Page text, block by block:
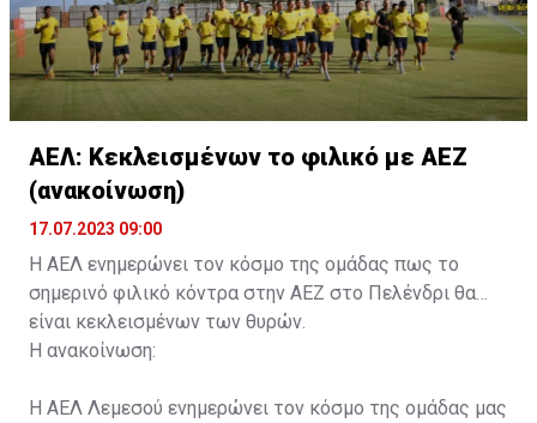
ΑΕΛ: Κεκλεισμένων το φιλικό με ΑΕΖ
(ανακοίνωση)
17.07.2023 09:00
Η ΑΕΛ ενημερώνει τον κόσμο της ομάδας πως το
σημερινό φιλικό κόντρα στην ΑΕΖ στο Πελένδρι θα
είναι κεκλεισμένων των θυρών.
Η ανακοίνωση:
Η ΑΕΛ Λεμεσού ενημερώνει τον κόσμο της ομάδας μας